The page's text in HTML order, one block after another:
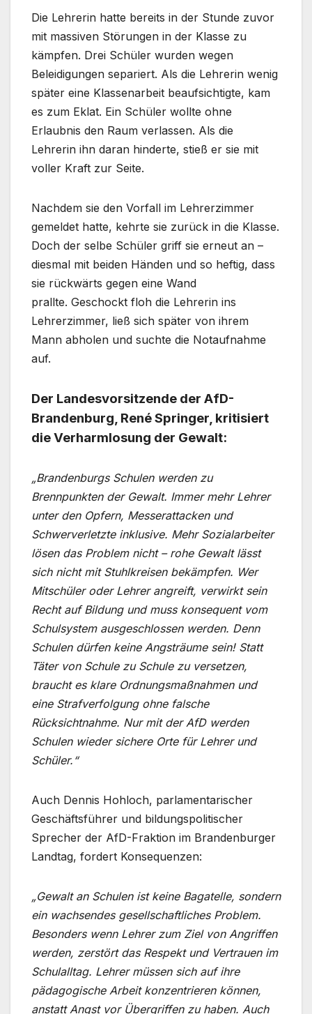
Die Lehrerin hatte bereits in der Stunde zuvor
mit massiven Störungen in der Klasse zu
kämpfen. Drei Schüler wurden wegen
Beleidigungen separiert. Als die Lehrerin wenig
später eine Klassenarbeit beaufsichtigte, kam
es zum Eklat. Ein Schüler wollte ohne
Erlaubnis den Raum verlassen. Als die
Lehrerin ihn daran hinderte, stieß er sie mit
voller Kraft zur Seite.
Nachdem sie den Vorfall im Lehrerzimmer
gemeldet hatte, kehrte sie zurück in die Klasse.
Doch der selbe Schüler griff sie erneut an –
diesmal mit beiden Händen und so heftig, dass
sie rückwärts gegen eine Wand
prallte. Geschockt floh die Lehrerin ins
Lehrerzimmer, ließ sich später von ihrem
Mann abholen und suchte die Notaufnahme
auf.
Der Landesvorsitzende der AfD-
Brandenburg, René Springer, kritisiert
die Verharmlosung der Gewalt:
„Brandenburgs Schulen werden zu
Brennpunkten der Gewalt. Immer mehr Lehrer
unter den Opfern, Messerattacken und
Schwerverletzte inklusive. Mehr Sozialarbeiter
lösen das Problem nicht – rohe Gewalt lässt
sich nicht mit Stuhlkreisen bekämpfen. Wer
Mitschüler oder Lehrer angreift, verwirkt sein
Recht auf Bildung und muss konsequent vom
Schulsystem ausgeschlossen werden. Denn
Schulen dürfen keine Angsträume sein! Statt
Täter von Schule zu Schule zu versetzen,
braucht es klare Ordnungsmaßnahmen und
eine Strafverfolgung ohne falsche
Rücksichtnahme. Nur mit der AfD werden
Schulen wieder sichere Orte für Lehrer und
Schüler.“
Auch Dennis Hohloch, parlamentarischer
Geschäftsführer und bildungspolitischer
Sprecher der AfD-Fraktion im Brandenburger
Landtag, fordert Konsequenzen:
„Gewalt an Schulen ist keine Bagatelle, sondern
ein wachsendes gesellschaftliches Problem.
Besonders wenn Lehrer zum Ziel von Angriffen
werden, zerstört das Respekt und Vertrauen im
Schulalltag. Lehrer müssen sich auf ihre
pädagogische Arbeit konzentrieren können,
anstatt Angst vor Übergriffen zu haben. Auch